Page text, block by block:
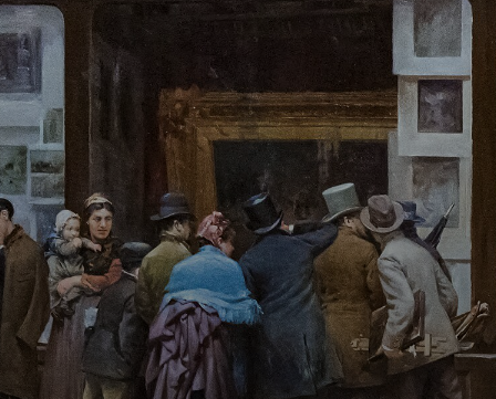
En 1919, il voyage
à Paris, connaît
les avant-
gardistes et libère
son monde
intérieur,